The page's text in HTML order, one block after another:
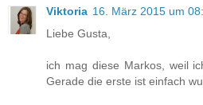
Viktoria 16. März 2015 um
Liebe Gusta,
ich mag diese Markos, weil
Gerade die erste ist einfach